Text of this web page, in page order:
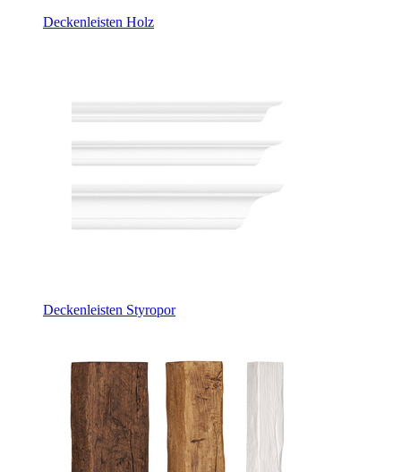
Deckenleisten Holz
Deckenleisten Styropor